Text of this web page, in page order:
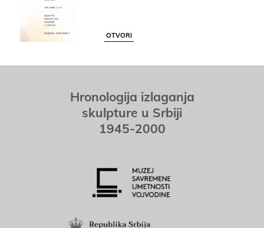
OTVORI
Hronologija izlaganja
skulpture u Srbiji
1945-2000